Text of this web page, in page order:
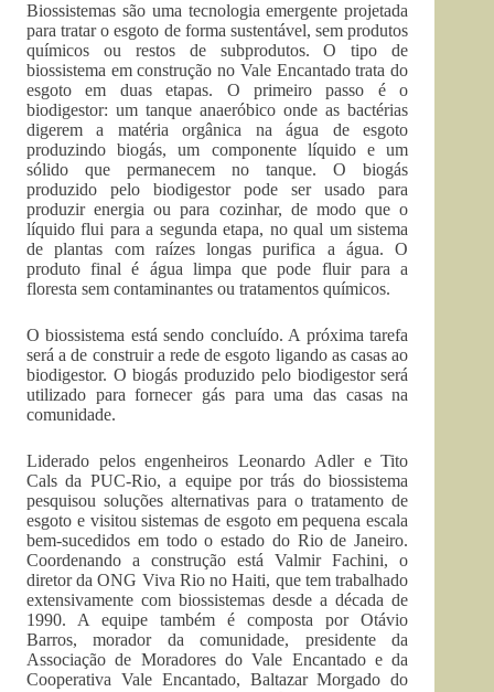
Biossistemas são uma tecnologia emergente projetada
para tratar o esgoto de forma sustentável, sem produtos
químicos ou restos de subprodutos. O tipo de
biossistema em construção no Vale Encantado trata do
esgoto em duas etapas. O primeiro passo é o
biodigestor: um tanque anaeróbico onde as bactérias
digerem a matéria orgânica na água de esgoto
produzindo biogás, um componente líquido e um
sólido que permanecem no tanque. O biogás
produzido pelo biodigestor pode ser usado para
produzir energia ou para cozinhar, de modo que o
líquido flui para a segunda etapa, no qual um sistema
de plantas com raízes longas purifica a água. O
produto final é água limpa que pode fluir para a
floresta sem contaminantes ou tratamentos químicos.
O biossistema está sendo concluído. A próxima tarefa
será a de construir a rede de esgoto ligando as casas ao
biodigestor. O biogás produzido pelo biodigestor será
utilizado para fornecer gás para uma das casas na
comunidade.
Liderado pelos engenheiros Leonardo Adler e Tito
Cals da PUC-Rio, a equipe por trás do biossistema
pesquisou soluções alternativas para o tratamento de
esgoto e visitou sistemas de esgoto em pequena escala
bem-sucedidos em todo o estado do Rio de Janeiro.
Coordenando a construção está Valmir Fachini, o
diretor da ONG Viva Rio no Haiti, que tem trabalhado
extensivamente com biossistemas desde a década de
1990. A equipe também é composta por Otávio
Barros, morador da comunidade, presidente da
Associação de Moradores do Vale Encantado e da
Cooperativa Vale Encantado, Baltazar Morgado do